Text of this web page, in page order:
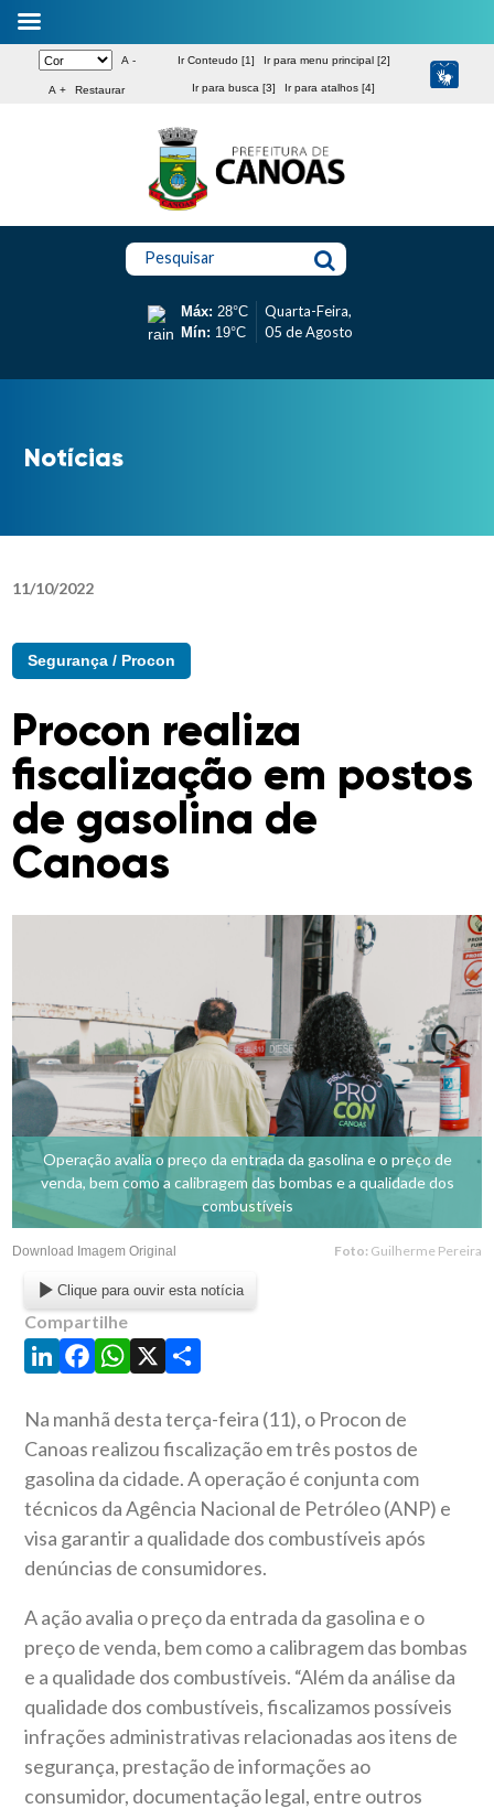
A -
A + Restaurar
Ir Conteudo [1] Ir para menu principal [2]
Ir para busca [3] Ir para atalhos [4]
Pesquisar
Máx: 28°C
Mín: 19°C
Quarta-Feira,
05 de Agosto
Notícias
11/10/2022
Segurança / Procon
Procon realiza
fiscalização em postos
de gasolina de
Canoas
Operação avalia o preço da entrada da gasolina e o preço de
venda, bem como a calibragem das bombas e a qualidade dos
combustíveis
Download Imagem Original Foto: Guilherme Pereira
Clique para ouvir esta notícia
Compartilhe
LinkedIn
Facebook
WhatsApp
X Share
Na manhã desta terça-feira (11), o Procon de
Canoas realizou fiscalização em três postos de
gasolina da cidade. A operação é conjunta com
técnicos da Agência Nacional de Petróleo (ANP) e
visa garantir a qualidade dos combustíveis após
denúncias de consumidores.
A ação avalia o preço da entrada da gasolina e o
preço de venda, bem como a calibragem das bombas
e a qualidade dos combustíveis. “Além da análise da
qualidade dos combustíveis, fiscalizamos possíveis
infrações administrativas relacionadas aos itens de
segurança, prestação de informações ao
consumidor, documentação legal, entre outros